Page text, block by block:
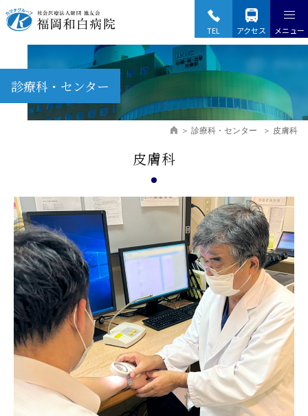
TEL アクセス メニュー
診療科・センター
診療科・センター 皮膚科
皮膚科